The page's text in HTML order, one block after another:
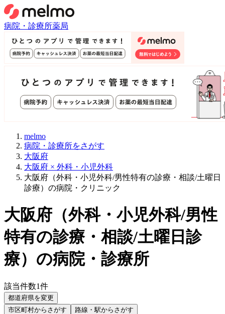
病院・診療所薬局
melmo
病院・診療所をさがす
大阪府
大阪府 × 外科・小児外科
大阪府（外科・小児外科/男性特有の診療・相談/土曜日
診療）の病院・クリニック
大阪府 （外科・小児外科/男性
特有の診療・相談/土曜日診
療） の病院・診療所
該当件数1件
都道府県を変更
市区町村からさがす 路線・駅からさがす